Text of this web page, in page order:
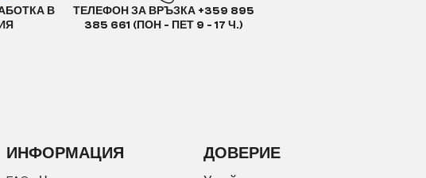
В
ТЕЛЕФОН ЗА ВРЪЗКА +359 895
385 661 (ПОН - ПЕТ 9 - 17 Ч.)
ИНФОРМАЦИЯ ДОВЕРИЕ